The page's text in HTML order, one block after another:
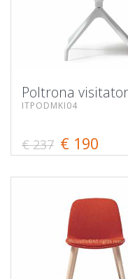
Poltrona
ITPODMKI04
€ 237 € 190